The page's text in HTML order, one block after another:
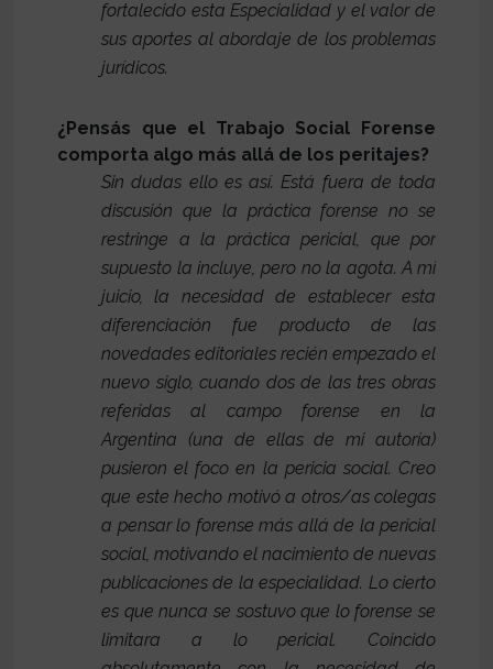
fortalecido esta Especialidad y el valor de
sus aportes al abordaje de los problemas
jurídicos.
¿Pensás que el Trabajo Social Forense
comporta algo más allá de los peritajes?
Sin dudas ello es así. Está fuera de toda
discusión que la práctica forense no se
restringe a la práctica pericial, que por
supuesto la incluye, pero no la agota. A mi
juicio, la necesidad de establecer esta
diferenciación fue producto de las
novedades editoriales recién empezado el
nuevo siglo, cuando dos de las tres obras
referidas al campo forense en la
Argentina (una de ellas de mi autoría)
pusieron el foco en la pericia social. Creo
que este hecho motivó a otros/as colegas
a pensar lo forense más allá de la pericial
social, motivando el nacimiento de nuevas
publicaciones de la especialidad. Lo cierto
es que nunca se sostuvo que lo forense se
limitara a lo pericial. Coincido